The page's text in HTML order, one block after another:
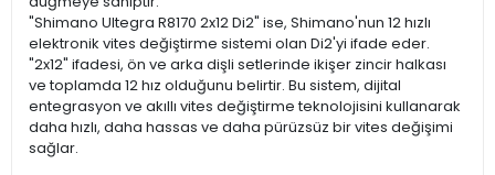
"Shimano Ultegra R8170 2x12 Di2" ise, Shimano'nun 12 hızlı
elektronik vites değiştirme sistemi olan Di2'yi ifade eder.
"2x12" ifadesi, ön ve arka dişli setlerinde ikişer zincir halkası
ve toplamda 12 hız olduğunu belirtir. Bu sistem, dijital
entegrasyon ve akıllı vites değiştirme teknolojisini kullanarak
daha hızlı, daha hassas ve daha pürüzsüz bir vites değişimi
sağlar.